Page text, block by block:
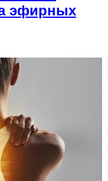
эфирных